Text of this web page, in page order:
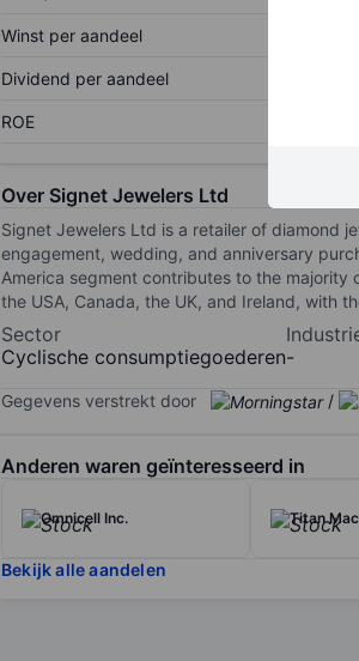
Winst per aandeel
Dividend per aandeel
ROE
Over Signet Jewelers Ltd
Signet Jewelers Ltd is a retailer of diamond
engagement, wedding, and anniversary
America segment contributes to the majority
the USA, Canada, the UK, and Ireland, with
Sector
Cyclische consumptiegoederen-
Gegevens verstrekt door /
Anderen waren geïnteresseerd in
Omnicell Inc. Titan
Bekijk alle aandelen